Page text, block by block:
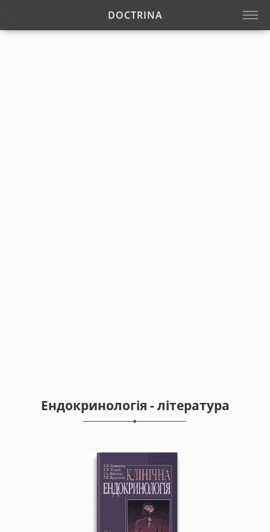
DOCTRINA
Ендокринологія - література